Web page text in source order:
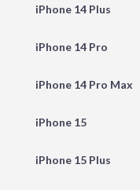
iPhone 14 Plus
iPhone 14 Pro
iPhone 14 Pro Max
iPhone 15
iPhone 15 Plus